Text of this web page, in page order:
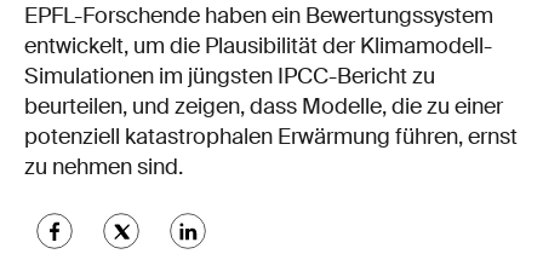
EPFL-Forschende haben ein Bewertungssystem
entwickelt, um die Plausibilität der Klimamodell-
Simulationen im jüngsten IPCC-Bericht zu
beurteilen, und zeigen, dass Modelle, die zu einer
potenziell katastrophalen Erwärmung führen, ernst
zu nehmen sind.